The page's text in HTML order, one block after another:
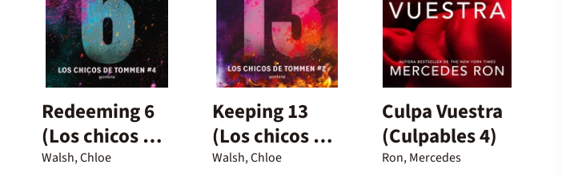
Redeeming 6
(Los chicos de
Tommen 4)
Walsh, Chloe
Keeping 13
(Los chicos de
Tommen 2)
Walsh, Chloe
Culpa Vuestra
(Culpables 4)
Ron, Mercedes